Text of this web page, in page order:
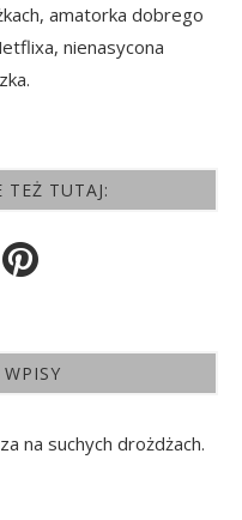
amatorka dobrego
nienasycona
TEŻ TUTAJ:
na suchych drożdżach.